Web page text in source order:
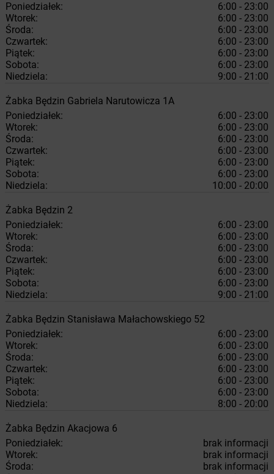
Poniedziałek:
6:00 - 23:00
Wtorek:
6:00 - 23:00
Środa:
6:00 - 23:00
Czwartek:
6:00 - 23:00
Piątek:
6:00 - 23:00
Sobota:
6:00 - 23:00
Niedziela:
9:00 - 21:00
Żabka Będzin Gabriela Narutowicza 1A
Poniedziałek:
6:00 - 23:00
Wtorek:
6:00 - 23:00
Środa:
6:00 - 23:00
Czwartek:
6:00 - 23:00
Piątek:
6:00 - 23:00
Sobota:
6:00 - 23:00
Niedziela:
10:00 - 20:00
Żabka Będzin 2
Poniedziałek:
6:00 - 23:00
Wtorek:
6:00 - 23:00
Środa:
6:00 - 23:00
Czwartek:
6:00 - 23:00
Piątek:
6:00 - 23:00
Sobota:
6:00 - 23:00
Niedziela:
9:00 - 21:00
Żabka Będzin Stanisława Małachowskiego 52
Poniedziałek:
6:00 - 23:00
Wtorek:
6:00 - 23:00
Środa:
6:00 - 23:00
Czwartek:
6:00 - 23:00
Piątek:
6:00 - 23:00
Sobota:
6:00 - 23:00
Niedziela:
8:00 - 20:00
Żabka Będzin Akacjowa 6
Poniedziałek:
brak informacji
Wtorek:
brak informacji
Środa:
brak informacji